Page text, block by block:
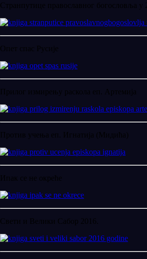
Странпутице православног богословља у
Опет спас Русије
Прилог измирењу раскола еп. Артемија
Против учења еп. Игнатија (Мидића)
Ипак се не окреће
Свети и Велики Сабор 2016.